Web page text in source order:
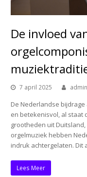
De invloed
7 april 2025 admin
De Nederlandse
en betekenisvol, al staat
grootheden uit
orgelmuziek hebben
indruk achtergelaten. Dit
Lees Meer